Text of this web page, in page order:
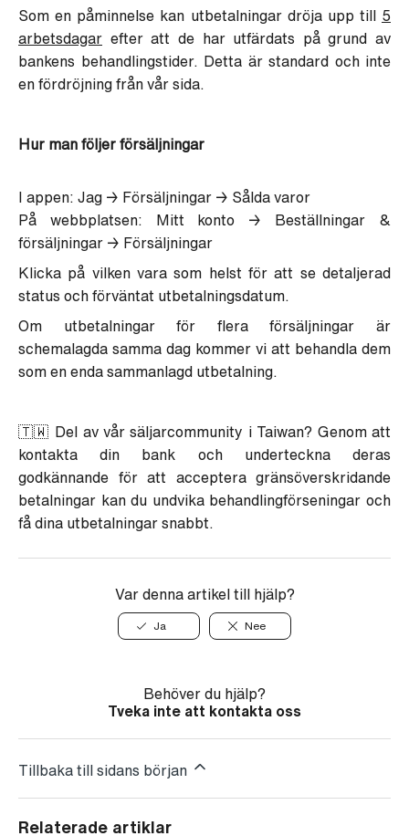
Som en påminnelse kan utbetalningar dröja upp till 5
arbetsdagar efter att de har utfärdats på grund av
bankens behandlingstider. Detta är standard och inte
en fördröjning från vår sida.
Hur man följer försäljningar
I appen: Jag → Försäljningar → Sålda varor
På webbplatsen: Mitt konto → Beställningar &
försäljningar → Försäljningar
Klicka på vilken vara som helst för att se detaljerad
status och förväntat utbetalningsdatum.
Om utbetalningar för flera försäljningar är
schemalagda samma dag kommer vi att behandla dem
som en enda sammanlagd utbetalning.
🇹🇼 Del av vår säljarcommunity i Taiwan? Genom att
kontakta din bank och underteckna deras
godkännande för att acceptera gränsöverskridande
betalningar kan du undvika behandlingförseningar och
få dina utbetalningar snabbt.
Var denna artikel till hjälp?
Ja Nee
Behöver du hjälp?
Tveka inte att kontakta oss
Tillbaka till sidans början
Relaterade artiklar